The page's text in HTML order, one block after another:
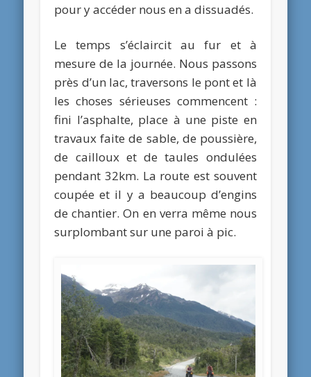
pour y accéder nous en a dissuadés.
Le temps s’éclaircit au fur et à
mesure de la journée. Nous passons
près d’un lac, traversons le pont et là
les choses sérieuses commencent :
fini l’asphalte, place à une piste en
travaux faite de sable, de poussière,
de cailloux et de taules ondulées
pendant 32km. La route est souvent
coupée et il y a beaucoup d’engins
de chantier. On en verra même nous
surplombant sur une paroi à pic.